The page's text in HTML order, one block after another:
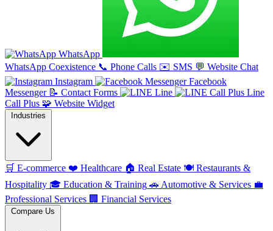
WhatsApp
WhatsApp Coexistence 📞 Phone Calls ✉️ SMS 💬 Website Chat
Instagram
Facebook
Messenger 📝 Contact Forms Line
Line
Call Plus 🧩 Website Widget
Industries
🛒 E-commerce ❤️ Healthcare 🏠 Real Estate 🍽️ Restaurants &
Hospitality 🎓 Education & Training 🚗 Automotive & Services 💼
Professional Services 🏢 Financial Services
Compare Us